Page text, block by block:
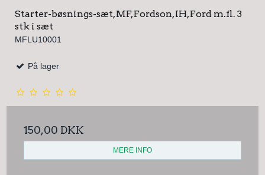
Starter-bøsnings-sæt, MF, Fordson, IH, Ford m.fl. 3
stk i sæt
MFLU10001
På lager
150,00 DKK
MERE INFO